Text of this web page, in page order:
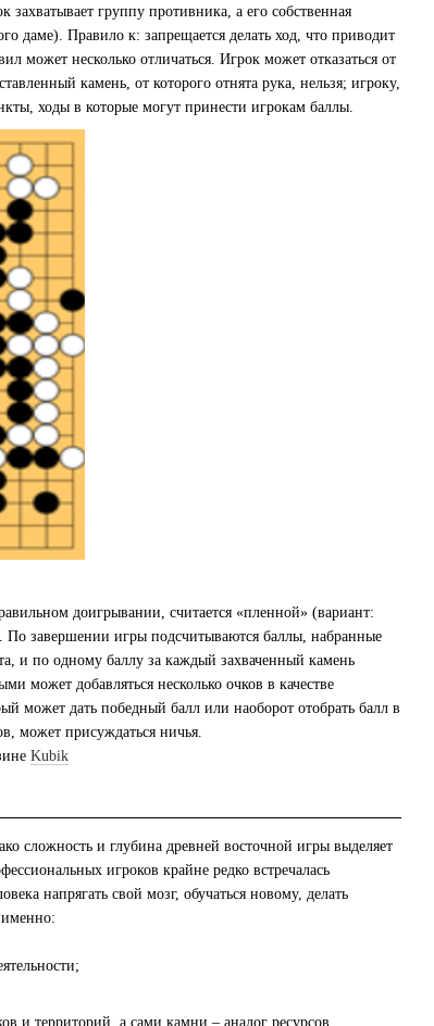
захватывает группу противника, а его собственная
даме). Правило к: запрещается делать ход, что приводит
может несколько отличаться. Игрок может отказаться от
камень, от которого отнята рука, нельзя; игроку,
ходы в которые могут принести игрокам баллы.
доигрывании, считается «пленной» (вариант:
По завершении игры подсчитываются баллы, набранные
и по одному баллу за каждый захваченный камень
может добавляться несколько очков в качестве
может дать победный балл или наоборот отобрать балл в
может присуждаться ничья.
Kubik
сложность и глубина древней восточной игры выделяет
игроков крайне редко встречалась
напрягать свой мозг, обучаться новому, делать
именно:
и территорий, а сами камни – аналог ресурсов